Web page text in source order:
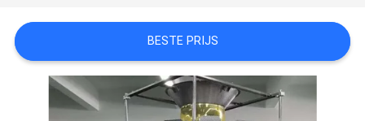
VRAAG
EEN
OFFERTE
BESTE PRIJS